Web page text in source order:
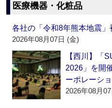
医療機器・化粧品
各社の「令和8年熊本地震」
2026年08月07日 (金)
【西川】「
2026」を開
ーポレーシ
2026年08月